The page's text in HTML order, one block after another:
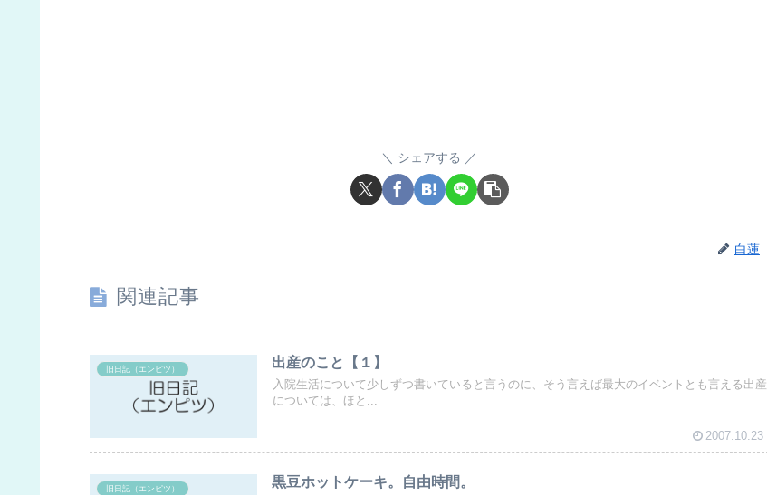
シェアする
白蓮
関連記事
旧日記（エンピツ） 出産のこと【１】
入院生活について少しずつ書いていると言うのに、そう言えば最大のイベントとも言える出産
については、ほと...
2007.10.23
旧日記（エンピツ） 黒豆ホットケーキ。自由時間。